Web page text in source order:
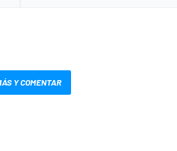
Y COMENTAR